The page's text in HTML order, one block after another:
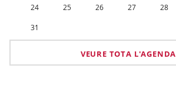
24
25 26 27 28
31
VEURE TOTA L'AGENDA